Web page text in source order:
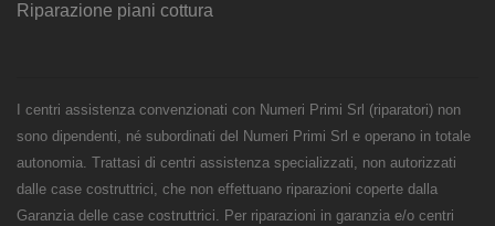
Riparazione piani cottura
I centri assistenza convenzionati con Numeri Primi Srl (riparatori) non
sono dipendenti, né subordinati del Numeri Primi Srl e operano in totale
autonomia. Trattasi di centri assistenza specializzati, non autorizzati
dalle case costruttrici, che non effettuano riparazioni coperte dalla
Garanzia delle case costruttrici. Per riparazioni in garanzia e/o centri